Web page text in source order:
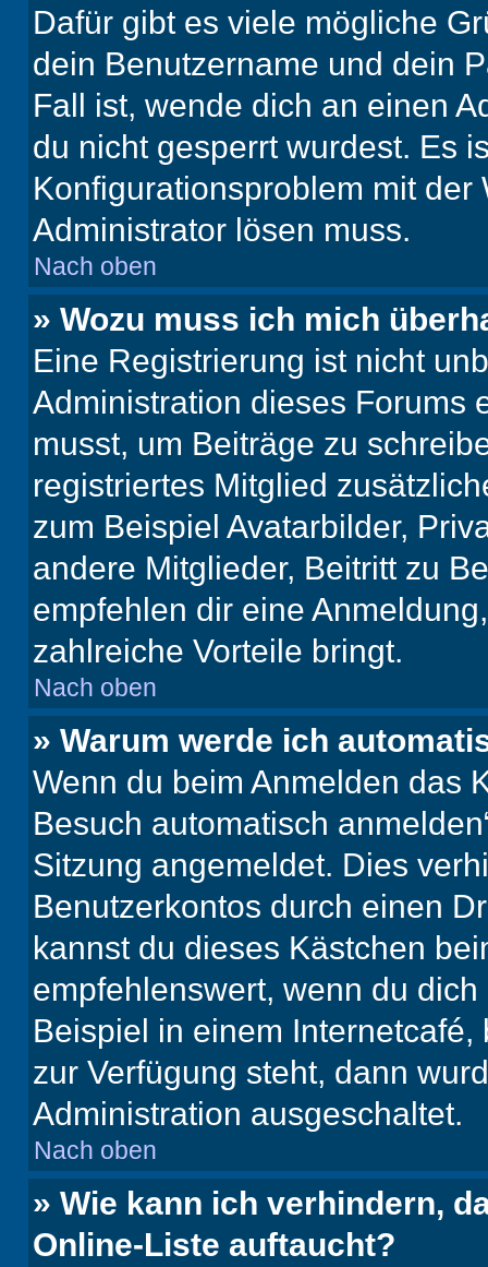
Dafür gibt es viele mögliche
dein Benutzername und dein
Fall ist, wende dich an einen
du nicht gesperrt wurdest. Es
Konfigurationsproblem mit
Administrator lösen muss.
Nach oben
» Wozu muss ich mich
Eine Registrierung ist nicht
Administration dieses Forums
musst, um Beiträge zu
registriertes Mitglied
zum Beispiel Avatarbilder,
andere Mitglieder, Beitritt zu
empfehlen dir eine
zahlreiche Vorteile bringt.
Nach oben
» Warum werde ich
Wenn du beim Anmelden das
Besuch automatisch
Sitzung angemeldet. Dies
Benutzerkontos durch einen
kannst du dieses Kästchen
empfehlenswert, wenn du
Beispiel in einem
zur Verfügung steht, dann
Administration ausgeschaltet.
Nach oben
» Wie kann ich verhindern,
Online-Liste auftaucht?